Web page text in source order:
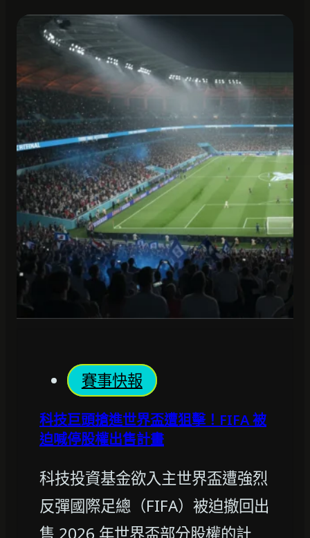
賽事快報
科技巨頭搶進世界盃遭狙擊！FIFA 被
迫喊停股權出售計畫
科技投資基金欲入主世界盃遭強烈
反彈國際足總（FIFA）被迫撤回出
售 2026 年世界盃部分股權的計